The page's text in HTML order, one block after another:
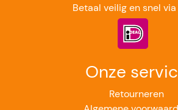
Betaal veilig en snel
Onze
Retourneren